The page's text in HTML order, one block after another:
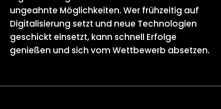
ungeahnte Möglichkeiten. Wer frühzeitig auf
Digitalisierung setzt und neue Technologien
geschickt einsetzt, kann schnell Erfolge
genießen und sich vom Wettbewerb absetzen.